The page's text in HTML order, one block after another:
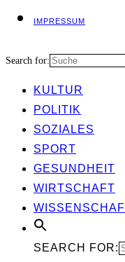
IMPRES­SUM
Search for:
KUL­TUR
POLI­TIK
SOZIA­LES
SPORT
GESUND­HEIT
WIRT­SCHAFT
SEARCH FOR: